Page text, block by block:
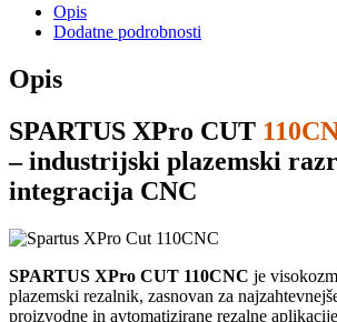
Opis
Dodatne podrobnosti
Opis
SPARTUS XPro CUT
– industrijski plazemski
integracija CNC
SPARTUS XPro CUT 110CNC je
plazemski rezalnik, zasnovan za
proizvodne in avtomatizirane rezalne